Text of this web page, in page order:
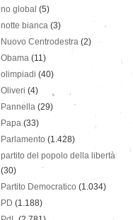
no global (5)
notte bianca (3)
Nuovo Centrodestra (2)
Obama (11)
olimpiadi (40)
Oliveri (4)
Pannella (29)
Papa (33)
Parlamento (1.428)
partito del popolo della libertà
(30)
Partito Democratico (1.034)
PD (1.188)